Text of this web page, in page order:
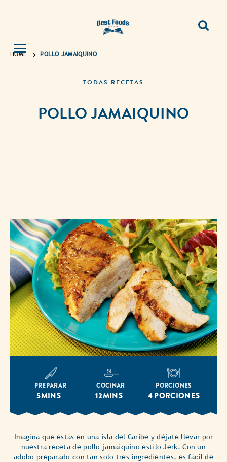
HOME POLLO JAMAIQUINO
TODAS RECETAS
POLLO JAMAIQUINO
PREPARAR
5MINS
COCINAR
12MINS
PORCIONES
4 PORCIONES
Imagina que estás en una isla del Caribe y déjate llevar por
nuestra receta de pollo jamaiquino estilo Jerk. Con un
adobo preparado con tan solo tres ingredientes, es fácil de